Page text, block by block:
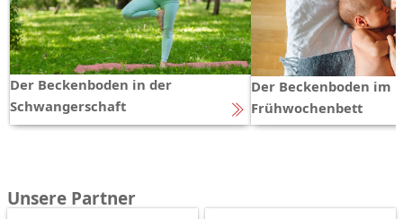
Der Beckenboden in der
Schwangerschaft
Der Beckenboden im
Frühwochenbett
Unsere Partner